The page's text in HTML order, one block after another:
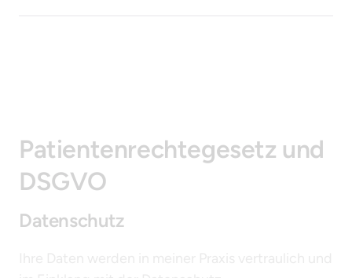
Patientenrechtegesetz und
DSGVO
Datenschutz